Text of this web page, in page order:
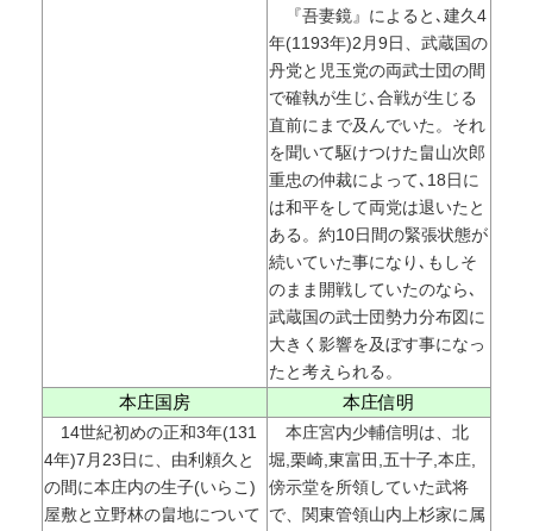
『吾妻鏡』によると､建久4
年(1193年)2月9日、武蔵国の
丹党と児玉党の両武士団の間
で確執が生じ､合戦が生じる
直前にまで及んでいた。それ
を聞いて駆けつけた畠山次郎
重忠の仲裁によって､18日に
は和平をして両党は退いたと
ある。約10日間の緊張状態が
続いていた事になり､もしそ
のまま開戦していたのなら､
武蔵国の武士団勢力分布図に
大きく影響を及ぼす事になっ
たと考えられる。
本庄国房
本庄信明
14世紀初めの正和3年(131
4年)7月23日に、由利頼久と
の間に本庄内の生子(いらこ)
屋敷と立野林の畠地について
本庄宮内少輔信明は、北
堀,栗崎,東富田,五十子,本庄,
傍示堂を所領していた武将
で、関東管領山内上杉家に属